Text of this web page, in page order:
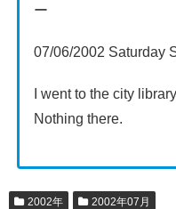
ー
07/06/2002 Saturday
I went to the city
Nothing there.
2002年 2002年07月